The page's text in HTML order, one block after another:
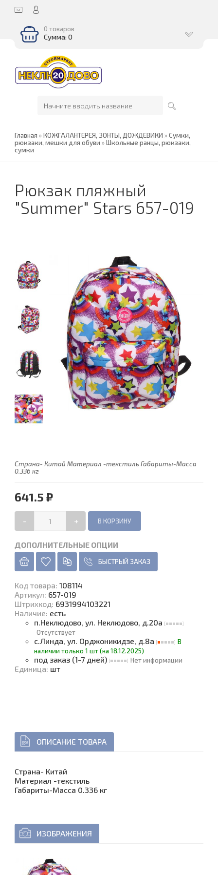
0 товаров
Сумма: 0
Главная »КОЖГАЛАНТЕРЕЯ, ЗОНТЫ, ДОЖДЕВИКИ »Сумки,
рюкзаки, мешки для обуви »Школьные ранцы, рюкзаки,
сумки
Рюкзак пляжный
"Summer" Stars 657-019
Страна- Китай Материал -текстиль Габариты-Масса
0.336 кг
641.5 ₽
- +
ДОПОЛНИТЕЛЬНЫЕ ОПЦИИ
БЫСТРЫЙ ЗАКАЗ
Код товара: 108114
Артикул: 657-019
Штрихкод: 6931994103221
Наличие: есть
п.Неклюдово, ул. Неклюдово, д.20а
Отсутствует
с.Линда, ул. Орджоникидзе, д.8а
В
наличии только 1 шт (на 18.12.2025)
под заказ (1-7 дней) Нет информации
Единица: шт
ОПИСАНИЕ ТОВАРА
Страна- Китай
Материал -текстиль
Габариты-Масса 0.336 кг
ИЗОБРАЖЕНИЯ